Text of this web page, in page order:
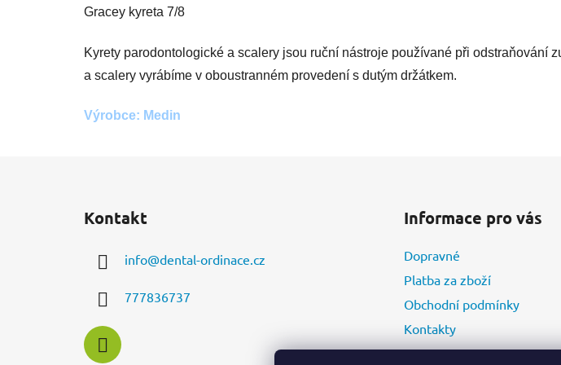
Gracey kyreta 7/8
Kyrety parodontologické a scalery jsou ruční nástroje používané při odstraňování
a scalery vyrábíme v oboustranném provedení s dutým držátkem.
Výrobce: Medin
Kontakt
info@dental-ordinace.cz
777836737
Informace pro vás
Dopravné
Platba za zboží
Obchodní podmínky
Kontakty